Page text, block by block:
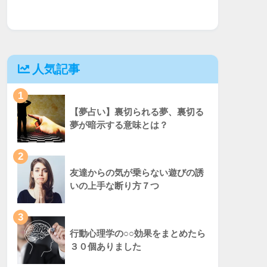
人気記事
1
【夢占い】裏切られる夢、裏切る
夢が暗示する意味とは？
2
友達からの気が乗らない遊びの誘
いの上手な断り方７つ
3
行動心理学の○○効果をまとめたら
３０個ありました